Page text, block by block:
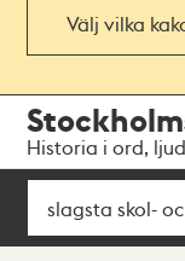
Välj vilka
navigationen
huvudinnehållet
Historia i ord,
Sök